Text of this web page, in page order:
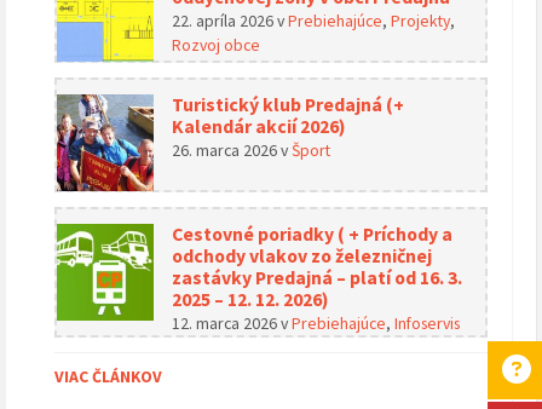
22. apríla 2026vPrebiehajúce, Projekty,
Rozvoj obce
Turistický klub Predajná (+
Kalendár akcií 2026)
26. marca 2026vŠport
Cestovné poriadky ( + Príchody a
odchody vlakov zo železničnej
zastávky Predajná – platí od 16. 3.
2025 – 12. 12. 2026)
12. marca 2026vPrebiehajúce, Infoservis
VIAC ČLÁNKOV